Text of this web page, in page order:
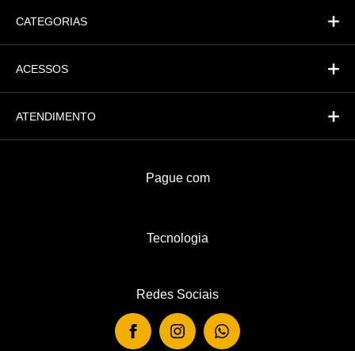
CATEGORIAS
ACESSOS
ATENDIMENTO
Pague com
Tecnologia
Redes Sociais